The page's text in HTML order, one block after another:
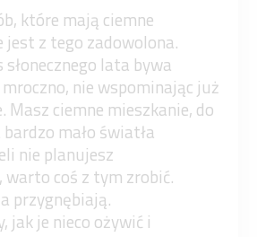
które mają ciemne
jest z tego zadowolona.
lata bywa
nie wspominając już
Masz ciemne mieszkanie, do
mało światła
nie planujesz
warto coś z tym zrobić.
przygnębiają.
jak je nieco ożywić i